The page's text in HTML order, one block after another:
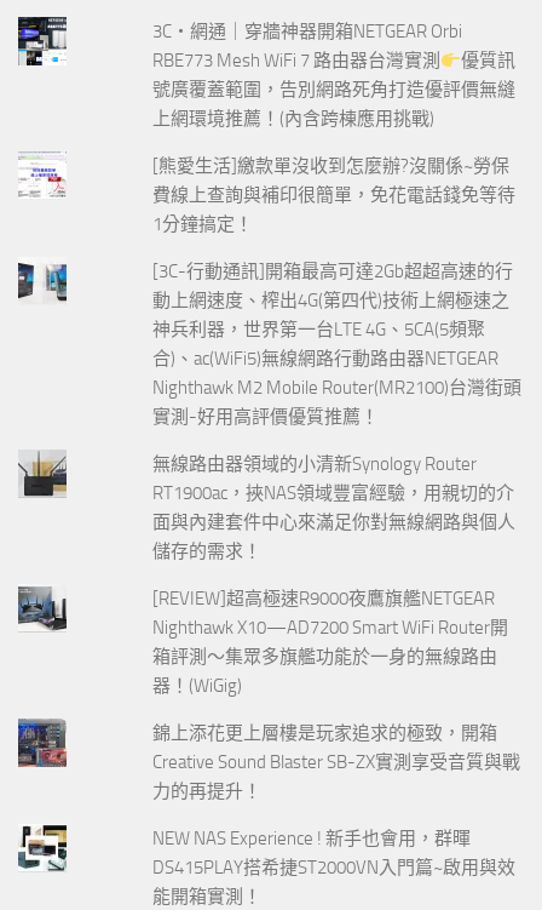
3C‧網通｜穿牆神器開箱NETGEAR Orbi
RBE773 Mesh WiFi 7 路由器台灣實測
優質訊
號廣覆蓋範圍，告別網路死角打造優評價無縫
上網環境推薦！(內含跨棟應用挑戰)
[熊愛生活]繳款單沒收到怎麼辦?沒關係~勞保
費線上查詢與補印很簡單，免花電話錢免等待
1分鐘搞定！
[3C-行動通訊]開箱最高可達2Gb超超高速的行
動上網速度、榨出4G(第四代)技術上網極速之
神兵利器，世界第一台LTE 4G、5CA(5頻聚
合)、ac(WiFi5)無線網路行動路由器NETGEAR
Nighthawk M2 Mobile Router(MR2100)台灣街頭
實測-好用高評價優質推薦！
無線路由器領域的小清新Synology Router
RT1900ac，挾NAS領域豐富經驗，用親切的介
面與內建套件中心來滿足你對無線網路與個人
儲存的需求！
[REVIEW]超高極速R9000夜鷹旗艦NETGEAR
Nighthawk X10—AD7200 Smart WiFi Router開
箱評測～集眾多旗艦功能於一身的無線路由
器！(WiGig)
錦上添花更上層樓是玩家追求的極致，開箱
Creative Sound Blaster SB-ZX實測享受音質與戰
力的再提升！
NEW NAS Experience ! 新手也會用，群暉
DS415PLAY搭希捷ST2000VN入門篇~啟用與效
能開箱實測！